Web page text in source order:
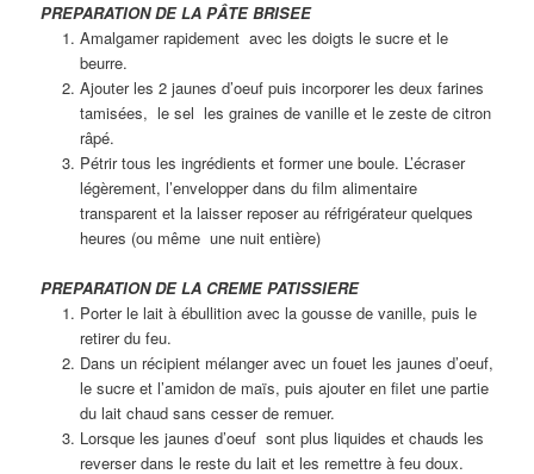
PREPARATION DE LA PÂTE BRISEE
Amalgamer rapidement avec les doigts le sucre et le
beurre.
Ajouter les 2 jaunes d’oeuf puis incorporer les deux farines
tamisées, le sel les graines de vanille et le zeste de citron
râpé.
Pétrir tous les ingrédients et former une boule. L’écraser
légèrement, l’envelopper dans du film alimentaire
transparent et la laisser reposer au réfrigérateur quelques
heures (ou même une nuit entière)
PREPARATION DE LA CREME PATISSIERE
Porter le lait à ébullition avec la gousse de vanille, puis le
retirer du feu.
Dans un récipient mélanger avec un fouet les jaunes d’oeuf,
le sucre et l’amidon de maïs, puis ajouter en filet une partie
du lait chaud sans cesser de remuer.
Lorsque les jaunes d’oeuf sont plus liquides et chauds les
reverser dans le reste du lait et les remettre à feu doux.